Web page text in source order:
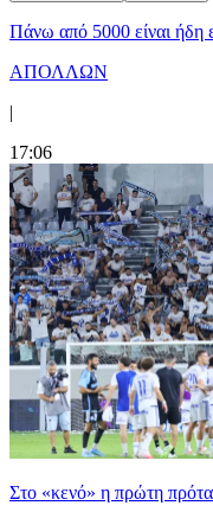
Πάνω από 5000 είναι ήδη
ΑΠΟΛΛΩΝ
|
17:06
Στο «κενό» η πρώτη